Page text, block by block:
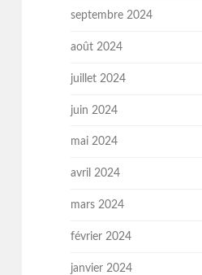
septembre 2024
août 2024
juillet 2024
juin 2024
mai 2024
avril 2024
mars 2024
février 2024
janvier 2024